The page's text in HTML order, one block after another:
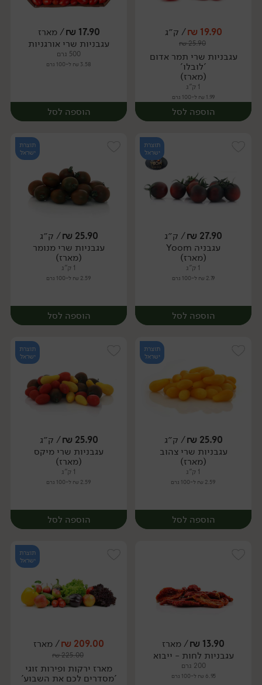
מארז יח׳
19.90
₪/ ק״ג
25.90
₪
עגבניות שרי תמר אדום
'לובלו'
(מארז)
1 ק"ג
1.99 ₪ ל-100 גרם
הוספה לסל
מארז
17.90
₪/ מארז
עגבניות שרי אורגניות
500 גרם
3.58 ₪ ל-100 גרם
הוספה לסל
מארז
תוצרת
ישראל
27.90
₪/ ק״ג
עגבניה Yoom
(מארז)
1 ק"ג
2.79 ₪ ל-100 גרם
הוספה לסל
מארז
תוצרת
ישראל
25.90
₪/ ק״ג
עגבניות שרי מנומר
(מארז)
1 ק"ג
2.59 ₪ ל-100 גרם
הוספה לסל
מארז
תוצרת
ישראל
25.90
₪/ ק״ג
עגבניות שרי צהוב
(מארז)
1 ק"ג
2.59 ₪ ל-100 גרם
הוספה לסל
מארז
תוצרת
ישראל
25.90
₪/ ק״ג
עגבניות שרי מיקס
(מארז)
1 ק"ג
2.59 ₪ ל-100 גרם
הוספה לסל
מארז
13.90
₪/ מארז
עגבניות לחות - ייבוא
200 גרם
6.95 ₪ ל-100 גרם
תוצרת
ישראל
209.00
₪/ מארז
225.00
₪
מארז ירקות ופירות זוגי
'מסדרים לכם את השבוע'